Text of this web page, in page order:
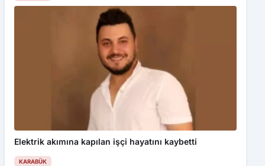
Elektrik akımına kapılan işçi hayatını kaybetti
KARABÜK